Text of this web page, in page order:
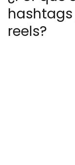
reels?